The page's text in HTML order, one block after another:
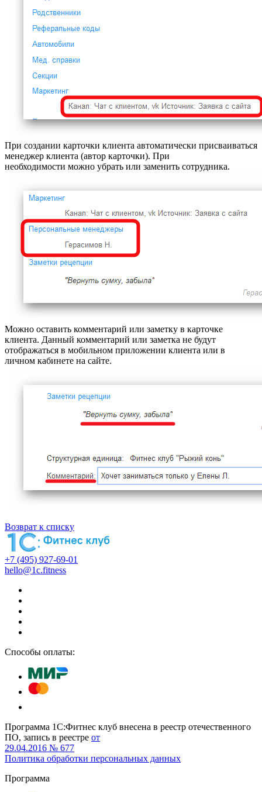
При создании карточки клиента автоматически присваиваться
менеджер клиента (автор карточки). При
необходимости можно убрать или заменить сотрудника.
Можно оставить комментарий или заметку в карточке
клиента. Данный комментарий или заметка не будут
отображаться в мобильном приложении клиента или в
личном кабинете на сайте.
Возврат к списку
+7 (495) 927-69-01
hello@1c.fitness
Способы оплаты:
Программа 1С:Фитнес клуб внесена в реестр отечественного
ПО, запись в реестре от
29.04.2016 № 677
Политика обработки персональных данных
Программа